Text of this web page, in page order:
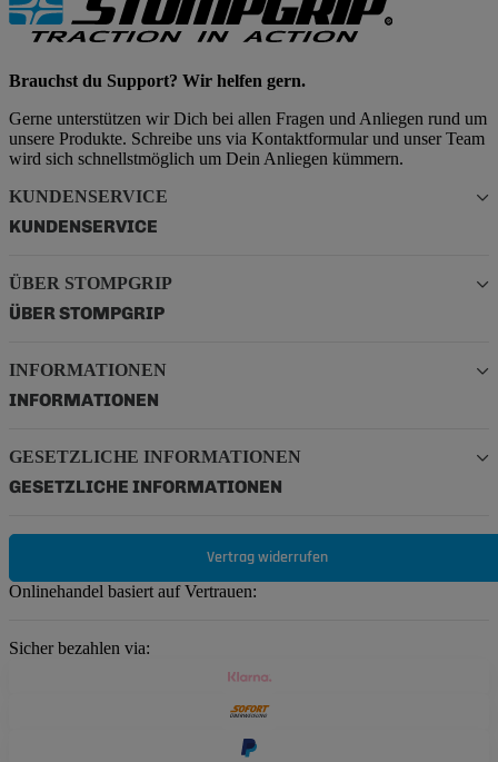
Brauchst du Support? Wir helfen gern.
Gerne unterstützen wir Dich bei allen Fragen und Anliegen rund um
unsere Produkte. Schreibe uns via Kontaktformular und unser Team
wird sich schnellstmöglich um Dein Anliegen kümmern.
KUNDENSERVICE
KUNDENSERVICE
ÜBER STOMPGRIP
ÜBER STOMPGRIP
INFORMATIONEN
INFORMATIONEN
GESETZLICHE INFORMATIONEN
GESETZLICHE INFORMATIONEN
Vertrag widerrufen
Onlinehandel basiert auf Vertrauen:
Sicher bezahlen via: